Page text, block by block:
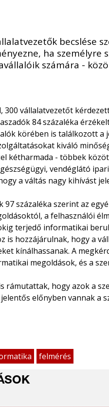
becslése
ha
számára -
300 vállalatvezetőt
84 százaléka
körében is találkozott a
kiváló
kétharmada - többek
vendéglátó
a váltás nagy kihívást
97 százaléka szerint az
a felhasználói
terjedő informatikai
is hozzájárulnak, hogy a
kínálhassanak. A
megoldások, és a
rámutattak, hogy azok a
előnyben vannak a
felmérés